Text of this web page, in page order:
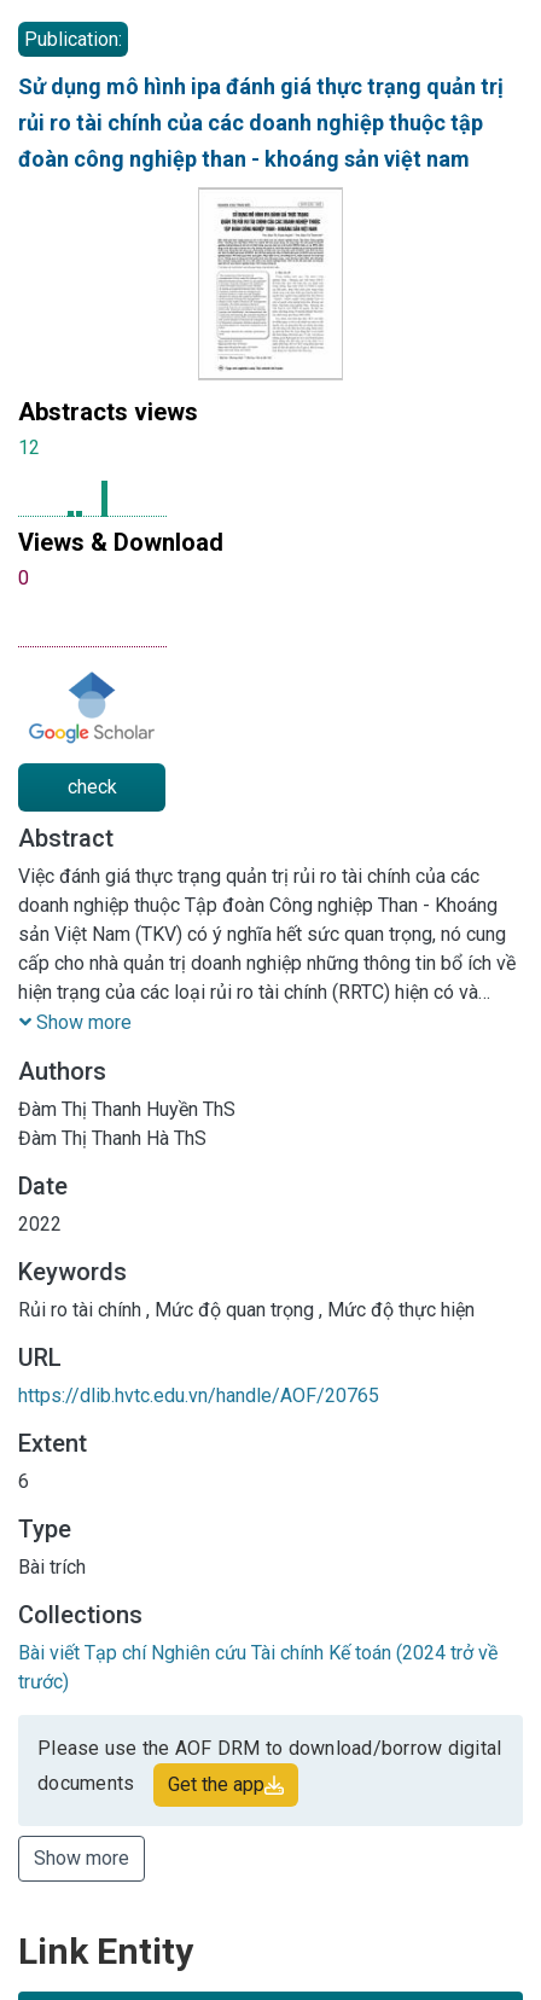
Publication:
Sử dụng mô hình ipa đánh giá thực trạng quản trị
rủi ro tài chính của các doanh nghiệp thuộc tập
đoàn công nghiệp than - khoáng sản việt nam
Abstracts views
12
Views & Download
0
check
Abstract
Việc đánh giá thực trạng quản trị rủi ro tài chính của các
doanh nghiệp thuộc Tập đoàn Công nghiệp Than - Khoáng
sản Việt Nam (TKV) có ý nghĩa hết sức quan trọng, nó cung
cấp cho nhà quản trị doanh nghiệp những thông tin bổ ích về
hiện trạng của các loại rủi ro tài chính (RRTC) hiện có và
RRTC tiềm tàng, từ đó tạo luận cứ khoa học cho những nhà
lược đúng đắn để nâng cao chất lượng và hiệu quả của công
tác quản trị RRTC. Dựa trên mô hình các tiêu chí đánh giá
quản trị RRTC, bài viết xây dựng các tiêu chí đánh giá quản
gồm: nhận diện rủi ro, đo lường rủi ro, kiểm soát rủi ro và tài
trợ rủi ro. Thông qua sử dụng mô hình phân tích mức độ
thực trạng quản trị rủi ro tài chính của doanh nghiệp thuộc
TKV, từ đó đề xuất một vài khuyến nghị đối với các doanh
Show more
Authors
Đàm Thị Thanh Huyền ThS
Đàm Thị Thanh Hà ThS
Date
2022
Keywords
Rủi ro tài chính , Mức độ quan trọng , Mức độ thực hiện
URL
https://dlib.hvtc.edu.vn/handle/AOF/20765
Extent
6
Type
Bài trích
Collections
Bài viết Tạp chí Nghiên cứu Tài chính Kế toán (2024 trở về
trước)
Please use the AOF DRM to download/borrow digital
documents
Get the app
Show more
Link Entity